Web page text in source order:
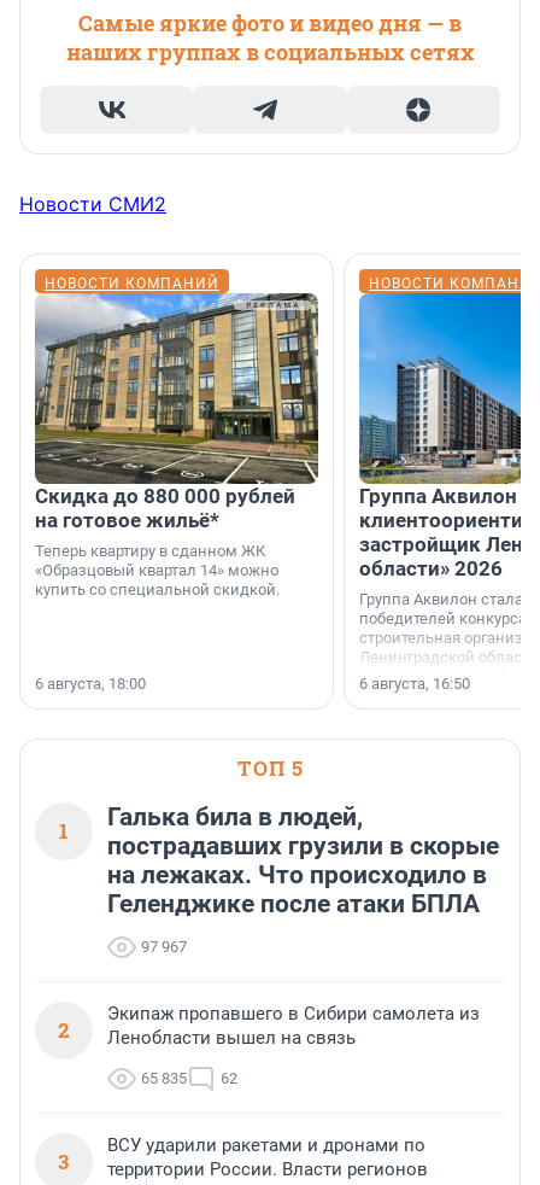
Самые яркие фото и видео дня — в
наших группах в социальных сетях
Новости СМИ2
НОВОСТИ КОМПАНИЙ
Скидка до 880 000 рублей
на готовое жильё*
Теперь квартиру в сданном ЖК
«Образцовый квартал 14» можно
купить со специальной скидкой.
6 августа, 18:00
НОВОСТИ
Группа Аквилон
застройщик
области» 2026
Группа Аквилон стала
победителей конкурса
строительная
Ленинградской области
номинации «Самый
застройщик
области».
6 августа, 16:50
ТОП 5
1
Галька била в людей,
пострадавших грузили в скорые
на лежаках. Что происходило в
Геленджике после атаки БПЛА
97 967
2
Экипаж пропавшего в Сибири самолета из
Ленобласти вышел на связь
65 835 62
3
ВСУ ударили ракетами и дронами по
территории России. Власти регионов